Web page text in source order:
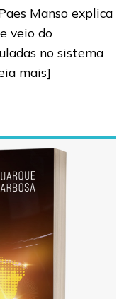
Manso explica
veio do
no sistema
mais]